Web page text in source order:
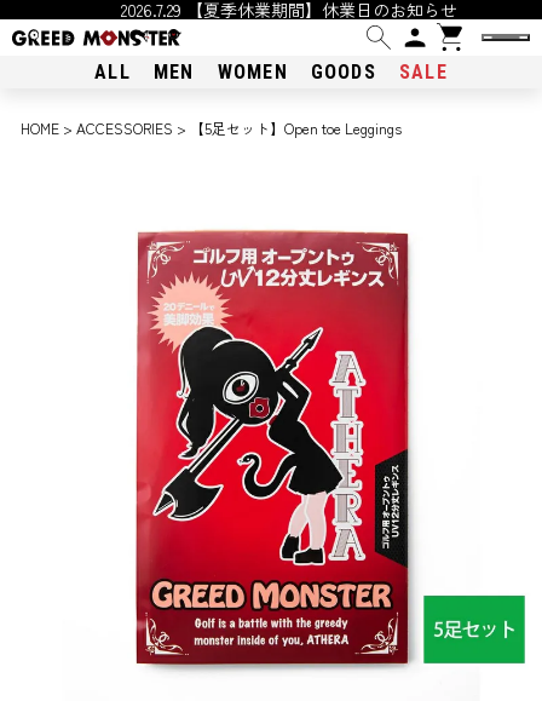
2026.7.29 【夏季休業期間】休業日のお知らせ
ALL MEN WOMEN GOODS SALE
HOME ACCESSORIES 【5足セット】Open toe Leggings